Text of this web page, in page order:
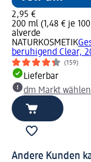
2,95 €
200 ml (1,48 € je
alverde
NATURKOSMETIK
beruhigend Clear,
(159)
Lieferbar
dm Markt wählen
Andere Kunden